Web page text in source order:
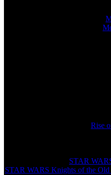
Rise
STAR
STAR WARS Knights of the